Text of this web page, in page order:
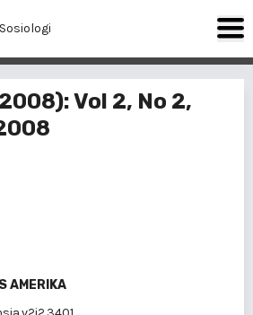
Vol 2, No 2,
AMERIKA